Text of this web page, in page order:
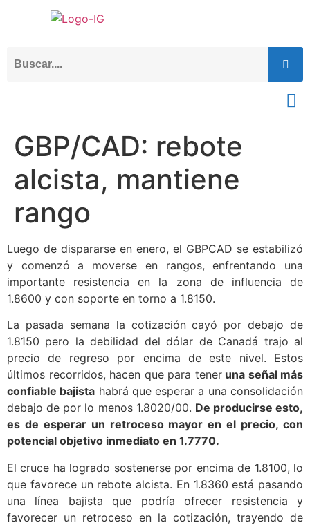
GBP/CAD: rebote
alcista, mantiene
rango
Luego de dispararse en enero, el GBPCAD se estabilizó
y comenzó a moverse en rangos, enfrentando una
importante resistencia en la zona de influencia de
1.8600 y con soporte en torno a 1.8150.
La pasada semana la cotización cayó por debajo de
1.8150 pero la debilidad del dólar de Canadá trajo al
precio de regreso por encima de este nivel. Estos
últimos recorridos, hacen que para teneruna señal más
confiable bajista habrá que esperar a una consolidación
debajo de por lo menos 1.8020/00. De producirse esto,
es de esperar un retroceso mayor en el precio, con
potencial objetivo inmediato en 1.7770.
El cruce ha logrado sostenerse por encima de 1.8100, lo
que favorece un rebote alcista. En 1.8360 está pasando
una línea bajista que podría ofrecer resistencia y
favorecer un retroceso en la cotización, trayendo de